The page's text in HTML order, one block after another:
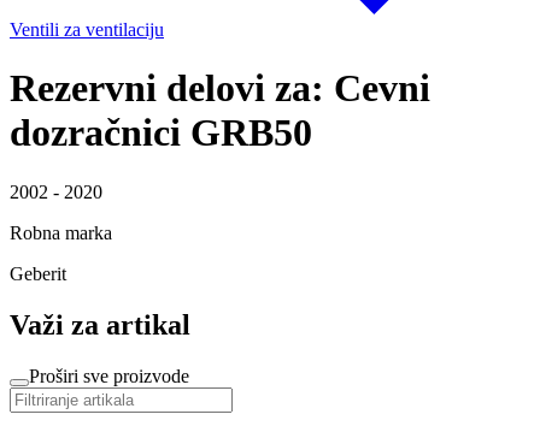
Ventili za ventilaciju
Rezervni delovi za: Cevni
dozračnici GRB50
2002 - 2020
Robna marka
Geberit
Važi za artikal
Proširi sve proizvode